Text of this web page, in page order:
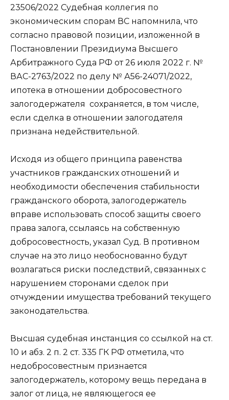
23506/2022 Судебная коллегия по
экономическим спорам ВС напомнила, что
согласно правовой позиции, изложенной в
Постановлении Президиума Высшего
Арбитражного Суда РФ от 26 июля 2022 г. №
ВАС-2763/2022 по делу № А56-24071/2022,
ипотека в отношении добросовестного
залогодержателя сохраняется, в том числе,
если сделка в отношении залогодателя
признана недействительной.
Исходя из общего принципа равенства
участников гражданских отношений и
необходимости обеспечения стабильности
гражданского оборота, залогодержатель
вправе использовать способ защиты своего
права залога, ссылаясь на собственную
добросовестность, указал Суд. В противном
случае на это лицо необоснованно будут
возлагаться риски последствий, связанных с
нарушением сторонами сделок при
отчуждении имущества требований текущего
законодательства.
Высшая судебная инстанция со ссылкой на ст.
10 и абз. 2 п. 2 ст. 335 ГК РФ отметила, что
недобросовестным признается
залогодержатель, которому вещь передана в
залог от лица, не являющегося ее